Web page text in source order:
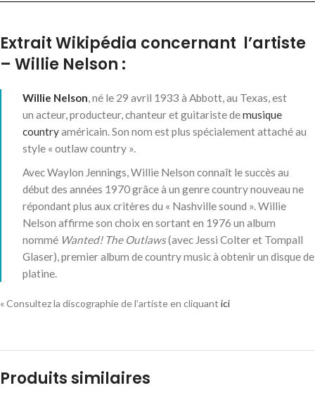
Extrait Wikipédia concernant l’artiste
– Willie Nelson :
Willie Nelson, né le 29 avril 1933 à Abbott, au Texas, est
un acteur, producteur, chanteur et guitariste demusique
countryaméricain. Son nom est plus spécialement attaché au
style « outlaw country ».
Avec Waylon Jennings, Willie Nelson connaît le succès au
début des années 1970 grâce à un genre country nouveau ne
répondant plus aux critères du « Nashville sound ». Willie
Nelson affirme son choix en sortant en 1976 un album
nommé Wanted! The Outlaws(avec Jessi Colter et Tompall
Glaser), premier album de country music à obtenir un disque de
platine.
« Consultez la discographie de l’artiste en cliquant ici
Produits similaires